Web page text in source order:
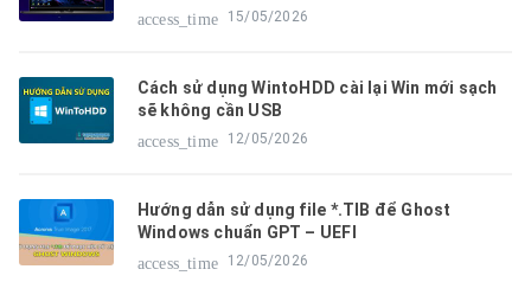
access_time 15/05/2026
Cách sử dụng WintoHDD cài lại Win mới sạch
sẽ không cần USB
access_time
12/05/2026
Hướng dẫn sử dụng file *.TIB để Ghost
Windows chuẩn GPT – UEFI
access_time
12/05/2026